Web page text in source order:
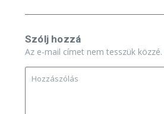
Szólj hozzá
Az e-mail címet nem tesszük közzé.